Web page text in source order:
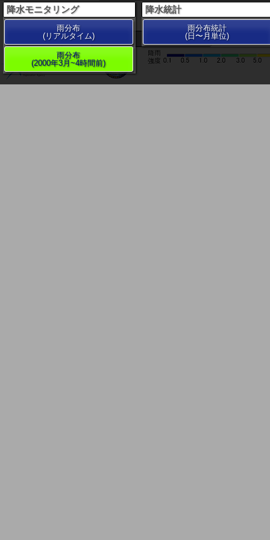
200 km
降水モニタリング
雨分布
(リアルタイム)
雨分布
(2000年3月~4時間前)
降水統計
雨分布統計
(日〜月単位)